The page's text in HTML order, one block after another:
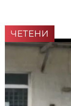
ЧЕТЕНИ